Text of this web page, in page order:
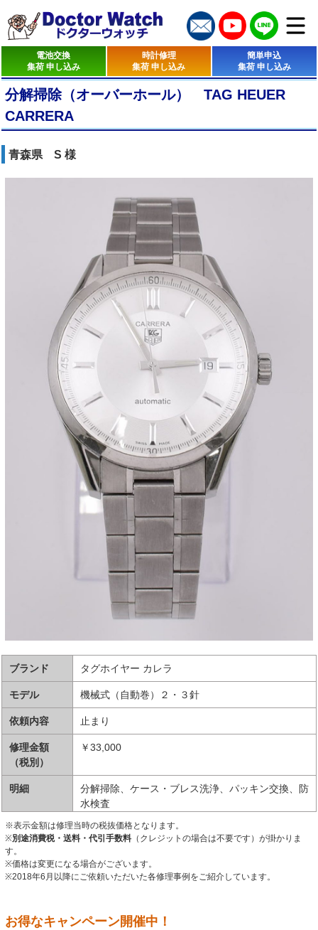
電池交換
集荷 申し込み
時計修理
集荷 申し込み
簡単申込
集荷 申し込み
分解掃除（オーバーホール） TAG HEUER
CARRERA
青森県 S 様
ブランド タグホイヤー カレラ
モデル 機械式（自動巻）２・３針
依頼内容 止まり
修理金額
（税別）
￥33,000
明細
分解掃除、ケース・ブレス洗浄、パッキン交換、防
水検査
※表示金額は修理当時の税抜価格となります。
※別途消費税・送料・代引手数料 （クレジットの場合は不要です）が掛かりま
す。
※価格は変更になる場合がございます。
※2018年6月以降にご依頼いただいた各修理事例をご紹介しています。
お得なキャンペーン開催中！